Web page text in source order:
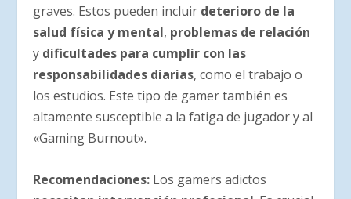
graves. Estos pueden incluir deterioro de la
salud física y mental, problemas de relación
y dificultades para cumplir con las
responsabilidades diarias, como el trabajo o
los estudios. Este tipo de gamer también es
altamente susceptible a la fatiga de jugador y al
«Gaming Burnout».
Recomendaciones: Los gamers adictos